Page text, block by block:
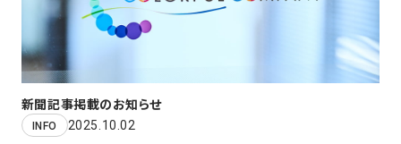
新聞記事掲載のお知らせ
INFO 2025.10.02